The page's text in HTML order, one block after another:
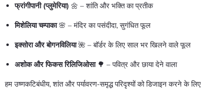
फ्रांगीपानी (प्लुमेरिया) 🌼 – शांति और भक्ति का प्रतीक
मिशेलिया चम्पाका🌸 – मंदिर का पसंदीदा, सुगंधित फूल
इक्सोरा और बोगनविलिया🌺 – बॉर्डर के लिए साल भर खिलने वाले फूल
अशोक और फिकस रिलिजिओसा🌳 – पवित्र और छाया देने वाला
हम उष्णकटिबंधीय, शांत और पर्यावरण-समृद्ध परिदृश्यों को डिजाइन करने के लिए